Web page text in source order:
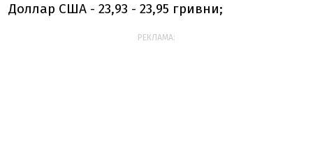
Доллар США - 23,93 - 23,95 гривни;
РЕКЛАМА: